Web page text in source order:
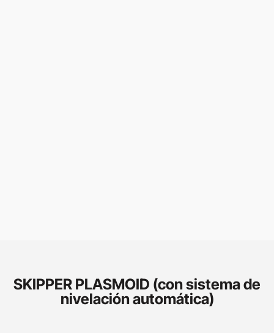
SKIPPER PLASMOID (con sistema de
nivelación automática)